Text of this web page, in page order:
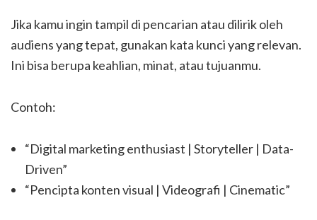
Jika kamu ingin tampil di pencarian atau dilirik oleh
audiens yang tepat, gunakan kata kunci yang relevan.
Ini bisa berupa keahlian, minat, atau tujuanmu.
Contoh:
“Digital marketing enthusiast | Storyteller | Data-
Driven”
“Pencipta konten visual | Videografi | Cinematic”